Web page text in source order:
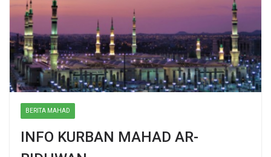
BERITA MAHAD
INFO KURBAN MAHAD AR-